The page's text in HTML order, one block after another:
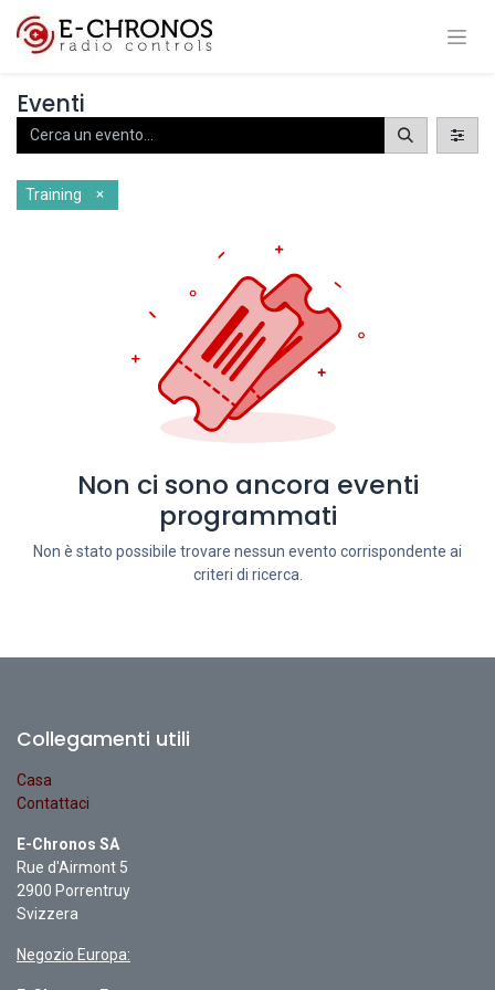
Eventi
Training ×
Non ci sono ancora eventi
programmati
Non è stato possibile trovare nessun evento corrispondente ai
criteri di ricerca.
Collegamenti utili
Casa
Contattaci
E-Chronos SA
Rue d'Airmont 5
2900 Porrentruy
Svizzera
Negozio Europa: